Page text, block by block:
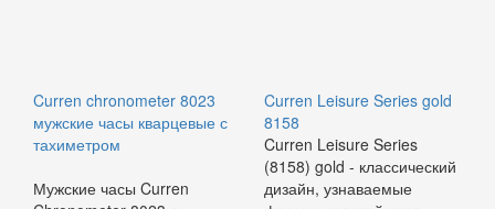
Curren chronometer 8023
мужские часы кварцевые с
тахиметром
Мужские часы Curren
Curren Leisure Series gold
8158
Curren Leisure Series
(8158) gold - классический
дизайн, узнаваемые